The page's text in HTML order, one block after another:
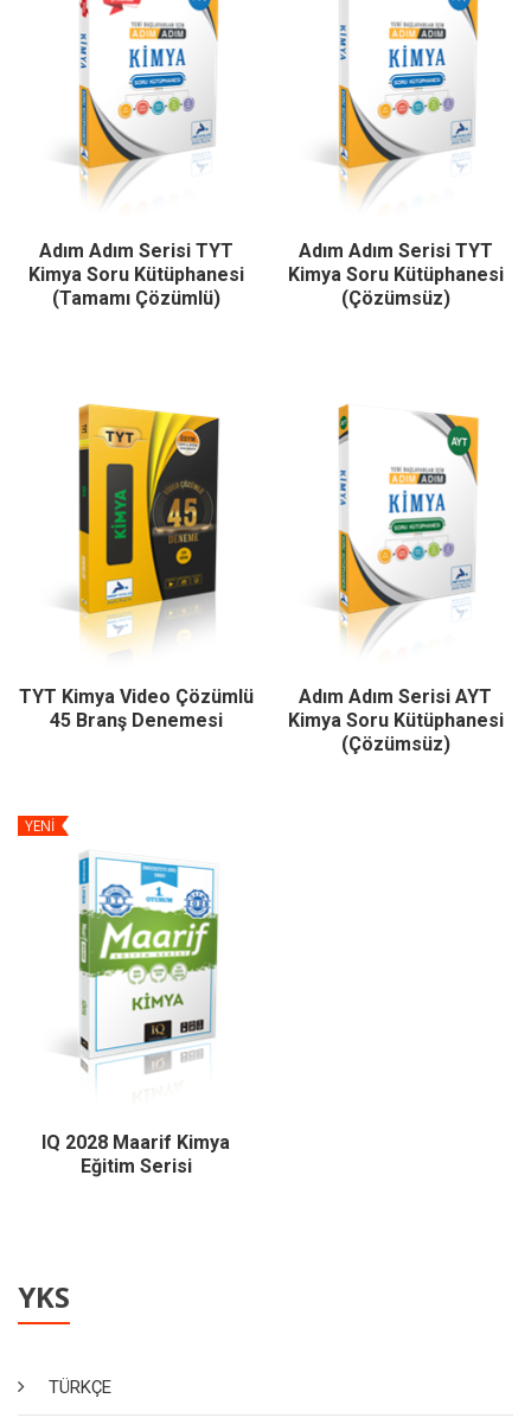
YKS
TÜRKÇE
Adım Adım Serisi TYT
Kimya Soru Kütüphanesi
(Tamamı Çözümlü)
Adım Adım Serisi TYT
Kimya Soru Kütüphanesi
(Çözümsüz)
TYT Kimya Video Çözümlü
45 Branş Denemesi
Adım Adım Serisi AYT
Kimya Soru Kütüphanesi
(Çözümsüz)
YENİ
IQ 2028 Maarif Kimya
Eğitim Serisi